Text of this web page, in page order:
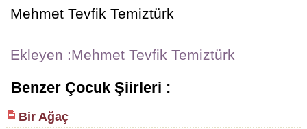
Mehmet Tevfik Temiztürk
Ekleyen :Mehmet Tevfik Temiztürk
Benzer Çocuk Şiirleri :
Bir Ağaç